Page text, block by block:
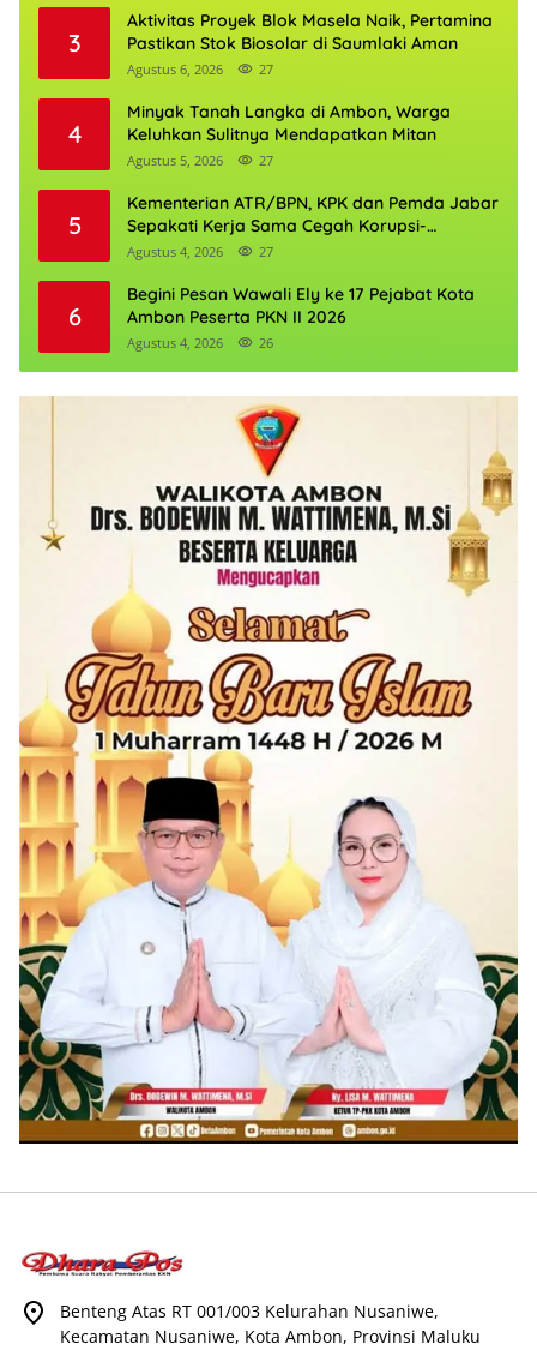
3
Aktivitas Proyek Blok Masela Naik, Pertamina
Pastikan Stok Biosolar di Saumlaki Aman
Agustus 6, 2026 27
4
Minyak Tanah Langka di Ambon, Warga
Keluhkan Sulitnya Mendapatkan Mitan
Agustus 5, 2026 27
5
Kementerian ATR/BPN, KPK dan Pemda Jabar
Sepakati Kerja Sama Cegah Korupsi-
Penguatan Ekonomi
Agustus 4, 2026 27
6
Begini Pesan Wawali Ely ke 17 Pejabat Kota
Ambon Peserta PKN II 2026
Agustus 4, 2026 26
Benteng Atas RT 001/003 Kelurahan Nusaniwe,
Kecamatan Nusaniwe, Kota Ambon, Provinsi Maluku